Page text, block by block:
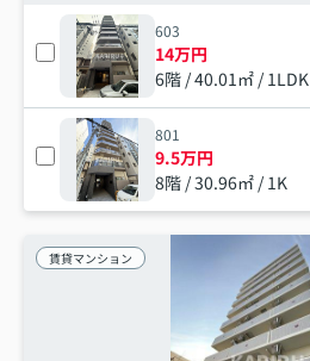
603
14万円
6階 / 40.01㎡ / 1LDK
801
9.5万円
8階 / 30.96㎡ / 1K
賃貸マンション